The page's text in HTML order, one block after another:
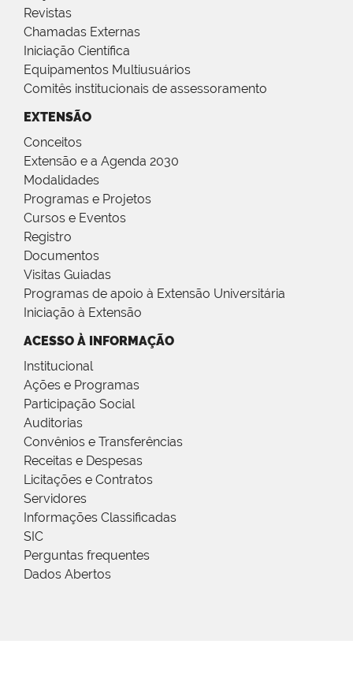
Revistas
Chamadas Externas
Iniciação Científica
Equipamentos Multiusuários
Comitês institucionais de assessoramento
EXTENSÃO
Conceitos
Extensão e a Agenda 2030
Modalidades
Programas e Projetos
Cursos e Eventos
Registro
Documentos
Visitas Guiadas
Programas de apoio à Extensão Universitária
Iniciação à Extensão
ACESSO À INFORMAÇÃO
Institucional
Ações e Programas
Participação Social
Auditorias
Convênios e Transferências
Receitas e Despesas
Licitações e Contratos
Servidores
Informações Classificadas
SIC
Perguntas frequentes
Dados Abertos